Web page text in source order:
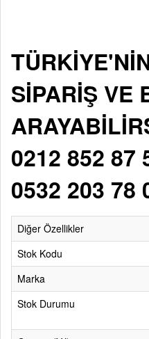
SİPARİŞ VE
0212 852 87
0532 203 78
Diğer Özellikler
Stok Kodu
Marka
Stok Durumu